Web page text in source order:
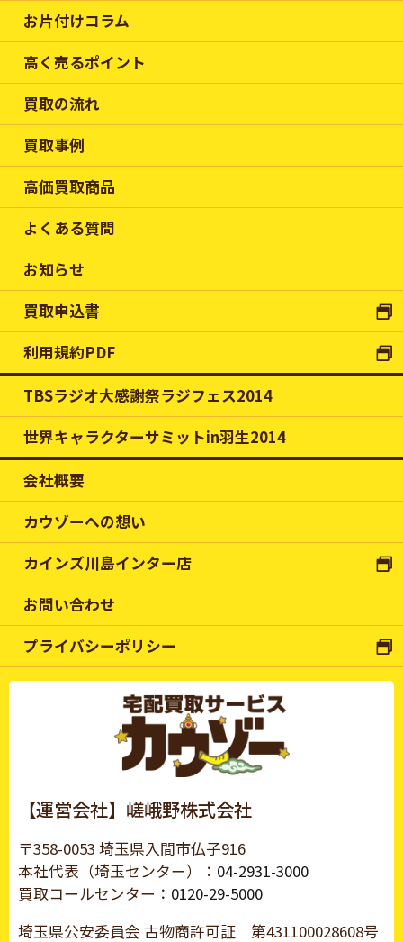
お片付けコラム
高く売るポイント
買取の流れ
買取事例
高価買取商品
よくある質問
お知らせ
買取申込書
利用規約PDF
TBSラジオ大感謝祭ラジフェス2014
世界キャラクターサミットin羽生2014
会社概要
カウゾーへの想い
カインズ川島インター店
お問い合わせ
プライバシーポリシー
【運営会社】嵯峨野株式会社
〒358-0053 埼玉県入間市仏子916
本社代表（埼玉センター）： 04-2931-3000
買取コールセンター： 0120-29-5000
埼玉県公安委員会 古物商許可証 第431100028608号